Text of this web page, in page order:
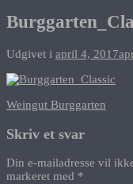
Udgivet i april 4, 2017
Weingut Burggarten
Skriv et svar
Din e-mailadresse vil
markeret med *